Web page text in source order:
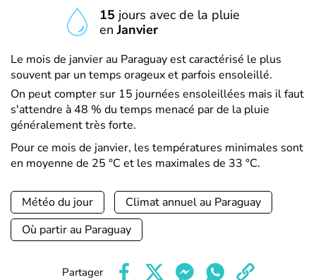
15 jours avec de la pluie
enJanvier
Le mois de janvier au Paraguay est caractérisé le plus
souvent par un temps orageux et parfois ensoleillé.
On peut compter sur 15 journées ensoleillées mais il faut
s'attendre à 48 % du temps menacé par de la pluie
généralement très forte.
Pour ce mois de janvier, les températures minimales sont
en moyenne de 25 °C et les maximales de 33 °C.
Météo du jour
Climat annuel au Paraguay
Où partir au Paraguay
Partager